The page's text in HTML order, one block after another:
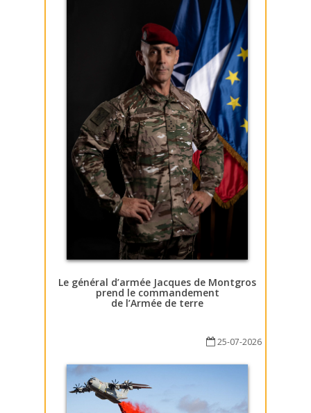
Le général d’armée Jacques de Montgros
prend le commandement
de l’Armée de terre
25-07-2026